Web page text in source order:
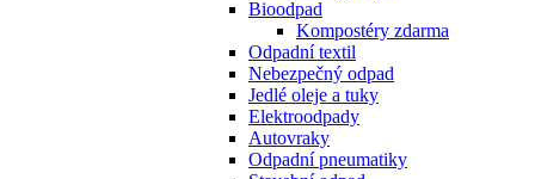
Bioodpad
Kompostéry zdarma
Odpadní textil
Nebezpečný odpad
Jedlé oleje a tuky
Elektroodpady
Autovraky
Odpadní pneumatiky